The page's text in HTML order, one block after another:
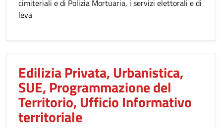
cimiteriali e di Polizia Mortuaria, i servizi elettorali e di
leva
Edilizia Privata, Urbanistica,
SUE, Programmazione del
Territorio, Ufficio Informativo
territoriale